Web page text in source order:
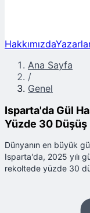
Hakkımızda
Ana Sayfa
/
Genel
Isparta'da Gül
Yüzde 30 Düşüş
Dünyanın en büyük
Isparta'da, 2025 yılı
rekoltede yüzde 30